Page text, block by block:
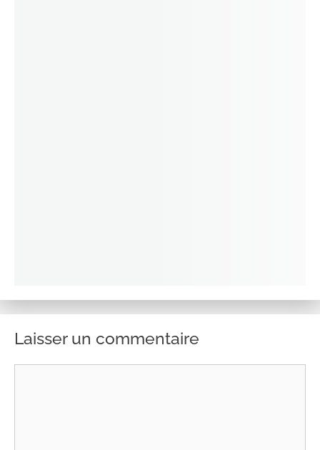
Laisser un commentaire